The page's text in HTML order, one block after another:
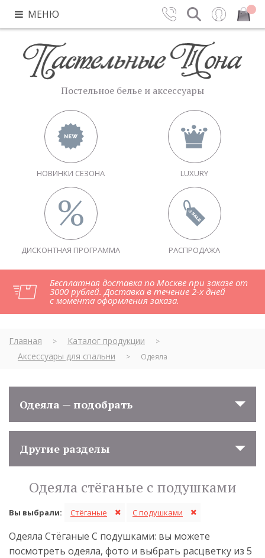
МЕНЮ Вход Закрыть
Постельное белье и аксессуары
НОВИНКИ СЕЗОНА LUXURY
ДИСКОНТНАЯ ПРОГРАММА РАСПРОДАЖА
Бесплатная доставка по Москве при заказе от
3000 рублей. Доставка в течение 2-х дней
с момента оформления заказа.
Главная > Каталог продукции >
Аксессуары для спальни > Одеяла
Одеяла — подобрать
Другие разделы
Одеяла стёганые с подушками
Вы выбрали: Стёганые С подушками
Одеяла Стёганые С подушками: вы можете
посмотреть одеяла, фото и выбрать расцветку из 5